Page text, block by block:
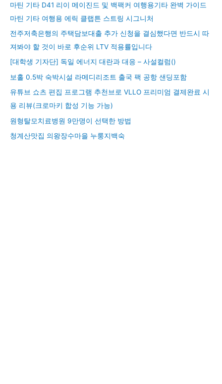
마틴 기타 D41 리이 메이진드 및 백팩커 여행용기타 완벽 가이드
마틴 기타 여행용 에릭 클랩튼 스트링 시그니처
전주저축은행의 주택담보대출 추가 신청을 결심했다면 반드시 따
져봐야 할 것이 바로 후순위 LTV 적용률입니다
[대학생 기자단] 독일 에너지 대란과 대응 – 사설컬럼()
보홀 0.5박 숙박시설 라메디리조트 출국 팩 공항 샌딩포함
유튜브 쇼츠 편집 프로그램 추천브로 VLLO 프리미엄 결제완료 시
용 리뷰(크로마키 합성 기능 가능)
원형탈모치료병원 9만명이 선택한 방법
청계산맛집 의왕장수마을 누룽지백숙